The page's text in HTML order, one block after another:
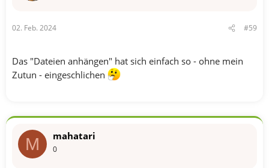
02. Feb. 2024 #59
Das "Dateien anhängen" hat sich einfach so - ohne mein
Zutun - eingeschlichen
M mahatari
0